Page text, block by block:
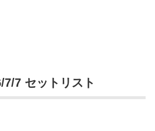
7 セットリスト